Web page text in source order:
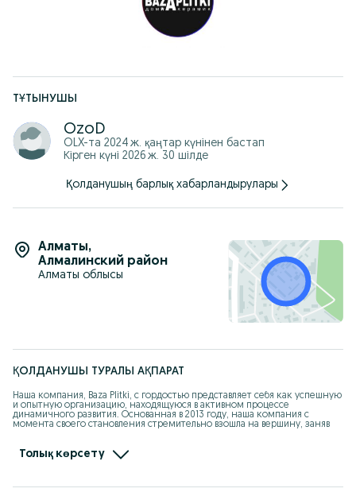
Алатауский район, ул. Ырысты, 46/2А
ТҰТЫНУШЫ
OzoD
OLX-та 2024 ж. қаңтар күнінен бастап
Кірген күні 2026 ж. 30 шілде
Қолданушың барлық хабарландырулары
Алматы,
Алмалинский район
Алматы облысы
ҚОЛДАНУШЫ ТУРАЛЫ АҚПАРАТ
Наша компания, Baza Plitki, с гордостью представляет себя как успешную
и опытную организацию, находящуюся в активном процессе
динамичного развития. Основанная в 2013 году, наша компания с
момента своего становления стремительно взошла на вершину, заняв
Наша цель – предложить нашим клиентам только самые качественные
материалы из натурального камня, исключительные по своей красоте и
Толық көрсету